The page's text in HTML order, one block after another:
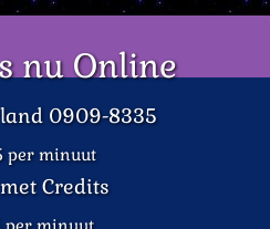
nu Online
0909-8335
per minuut
Credits